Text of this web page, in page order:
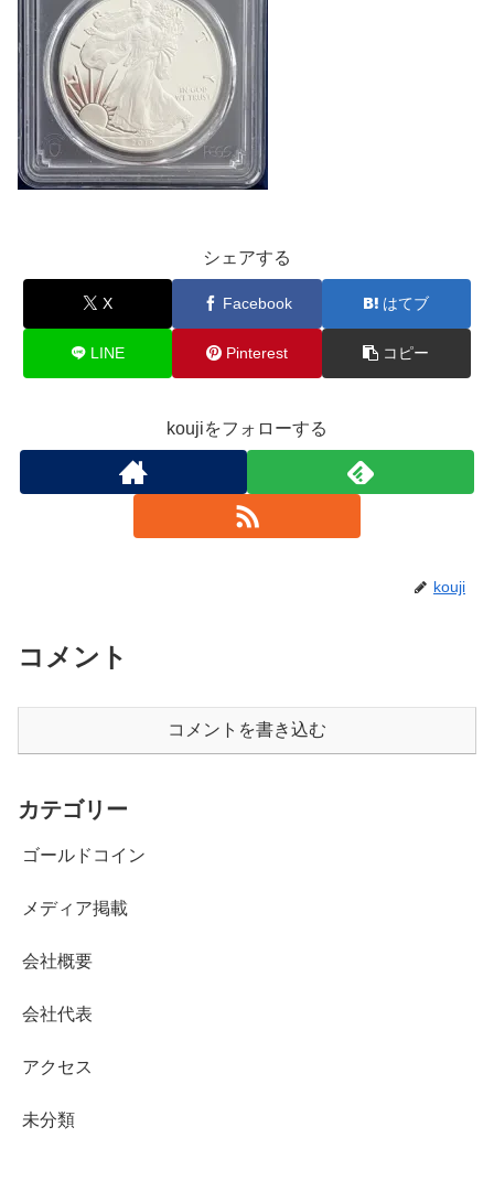
シェアする
X Facebook はてブ
LINE Pinterest コピー
koujiをフォローする
kouji
コメント
コメントを書き込む
カテゴリー
ゴールドコイン
メディア掲載
会社概要
会社代表
アクセス
未分類